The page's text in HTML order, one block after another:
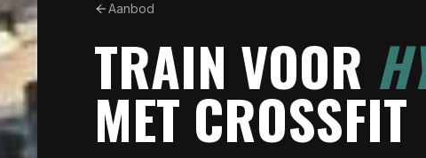
Aanbod
TRAIN VOOR
MET CROSSFIT